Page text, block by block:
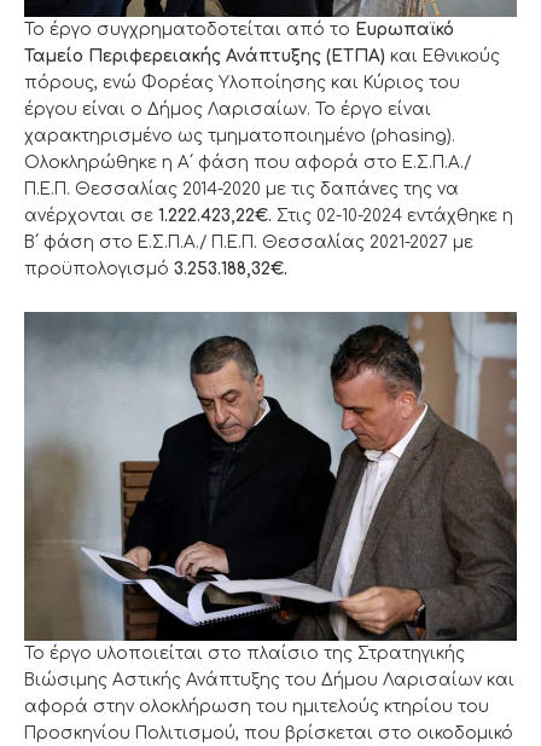
Το έργο συγχρηματοδοτείται από το Ευρωπαϊκό
Ταμείο Περιφερειακής Ανάπτυξης (ΕΤΠΑ) και Εθνικούς
πόρους, ενώ Φορέας Υλοποίησης και Κύριος του
έργου είναι ο Δήμος Λαρισαίων. Το έργο είναι
χαρακτηρισμένο ως τμηματοποιημένο (phasing).
Ολοκληρώθηκε η Α΄ φάση που αφορά στο Ε.Σ.Π.Α./
Π.Ε.Π. Θεσσαλίας 2014-2020 με τις δαπάνες της να
ανέρχονται σε 1.222.423,22€. Στις 02-10-2024 εντάχθηκε η
Β΄ φάση στο Ε.Σ.Π.Α./ Π.Ε.Π. Θεσσαλίας 2021-2027 με
προϋπολογισμό 3.253.188,32€.
To έργο υλοποιείται στο πλαίσιο της Στρατηγικής
Βιώσιμης Αστικής Ανάπτυξης του Δήμου Λαρισαίων και
αφορά στην ολοκλήρωση του ημιτελούς κτηρίου του
Προσκηνίου Πολιτισμού, που βρίσκεται στο οικοδομικό